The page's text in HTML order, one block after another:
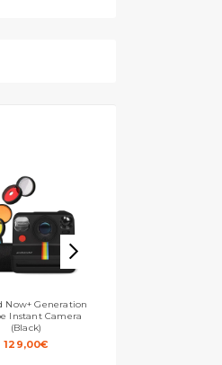
Now+ Generation
Instant Camera
(Black)
129,00€